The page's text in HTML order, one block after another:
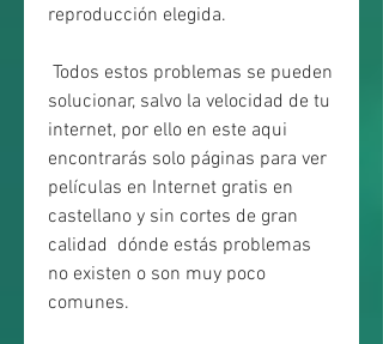
reproducción elegida.
solucionar, salvo la velocidad de tu
internet, por ello en este aqui
encontrarás solo páginas para ver
películas en Internet gratis en
castellano y sin cortes de gran
calidad  dónde estás problemas
no existen o son muy poco
comunes.